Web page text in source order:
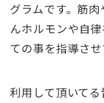
グラムです。筋
んホルモンや自
ての事を指導させ
利用して頂いて